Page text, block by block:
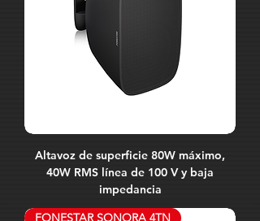
Altavoz de superficie 80W máximo,
40W RMS línea de 100 V y baja
impedancia
FONESTAR SONORA 4TN